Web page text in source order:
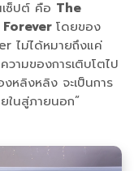
ซ็ปต์ คือ The
โดยของ
ไม่ได้หมายถึงแค่
ามของการเติบโตไป
ลิงหลิง จะเป็นการ
ในสู่ภายนอก”